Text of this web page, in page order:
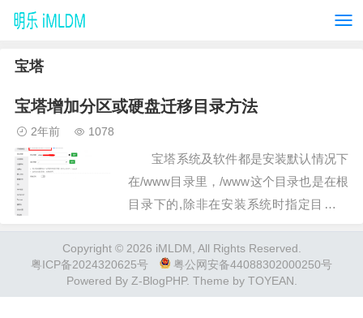
宝塔
宝塔增加分区或硬盘迁移目录方法
2年前 1078
宝塔系统及软件都是安装默认情况下
在/www目录里，/www这个目录也是在根
目录下的,除非在安装系统时指定目录，
转到另一个分区或增加一个硬盘分区，那
要怎么操作？ …
Copyright © 2026 iMLDM, All Rights Reserved.
粤ICP备2024320625号
粤公网安备44088302000250号
Powered By Z-BlogPHP. Theme by TOYEAN